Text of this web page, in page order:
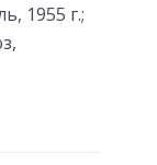
1955 г.;